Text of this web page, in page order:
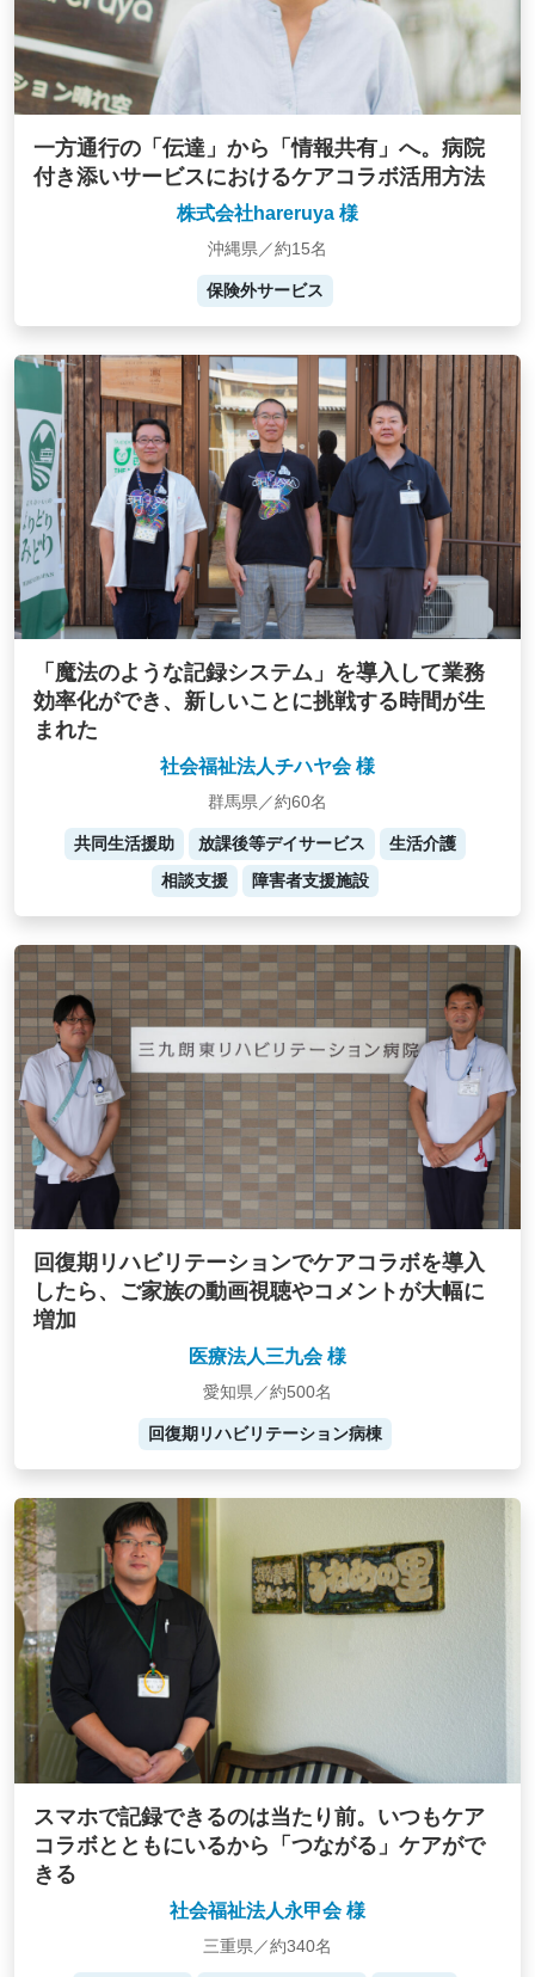
一方通行の「伝達」から「情報共有」へ。病院
付き添いサービスにおけるケアコラボ活用方法
株式会社hareruya 様
沖縄県／約15名
保険外サービス
「魔法のような記録システム」を導入して業務
効率化ができ、新しいことに挑戦する時間が生
まれた
社会福祉法人チハヤ会 様
群馬県／約60名
共同生活援助 放課後等デイサービス
生活介護
相談支援
障害者支援施設
回復期リハビリテーションでケアコラボを導入
したら、ご家族の動画視聴やコメントが大幅に
増加
医療法人三九会 様
愛知県／約500名
回復期リハビリテーション病棟
スマホで記録できるのは当たり前。いつもケア
コラボとともにいるから「つながる」ケアがで
きる
社会福祉法人永甲会 様
三重県／約340名